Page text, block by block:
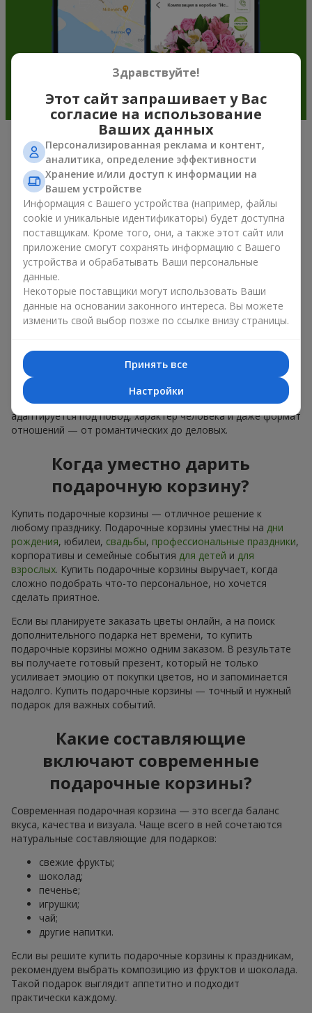
Подарочные корзины —
универсальный подарок к любому
празднику
Если вы ищете универсальный подарок, но времени в
обрез, у нас есть для вас отличное проверенное решение:
вы можете купить подарочные корзины. Подарочная
корзина с изысканными угощениями к празднику, фруктами,
вкусным чаем или даже алкогольными напитками
становится идеальным дополнением к цветам или
самостоятельным презентом. Идеальный набор,
лаконичное оформление и изысканный букет, как
чтобы всё это оказалось в ваших руках.
Купить подарочные корзины — это не просто приобрести
банальную вещь. Сегодня купить подарочные корзины —
это универсальный подарок для всех, который легко
адаптируется под повод, характер человека и даже формат
отношений — от романтических до деловых.
Когда уместно дарить
подарочную корзину?
Купить подарочные корзины — отличное решение к
любому празднику. Подарочные корзины уместны на дни
рождения, юбилеи, свадьбы, профессиональные праздники,
корпоративы и семейные события для детей и для
взрослых. Купить подарочные корзины выручает, когда
сложно подобрать что-то персональное, но хочется
сделать приятное.
Если вы планируете заказать цветы онлайн, а на поиск
дополнительного подарка нет времени, то купить
подарочные корзины можно одним заказом. В результате
вы получаете готовый презент, который не только
усиливает эмоцию от покупки цветов, но и запоминается
надолго. Купить подарочные корзины — точный и нужный
подарок для важных событий.
Какие составляющие
включают современные
подарочные корзины?
Современная подарочная корзина — это всегда баланс
вкуса, качества и визуала. Чаще всего в ней сочетаются
натуральные составляющие для подарков:
свежие фрукты;
шоколад;
печенье;
игрушки;
чай;
другие напитки.
Если вы решите купить подарочные корзины к праздникам,
рекомендуем выбрать композицию из фруктов и шоколада.
Такой подарок выглядит аппетитно и подходит
практически каждому.
Здравствуйте!
Этот сайт запрашивает у Вас
согласие на использование
Ваших данных
Персонализированная реклама и контент,
аналитика, определение эффективности
Хранение и/или доступ к информации на
Вашем устройстве
Информация с Вашего устройства (например, файлы
cookie и уникальные идентификаторы) будет доступна
поставщикам. Кроме того, они, а также этот сайт или
приложение смогут сохранять информацию с Вашего
устройства и обрабатывать Ваши персональные
данные.
Некоторые поставщики могут использовать Ваши
данные на основании законного интереса. Вы можете
изменить свой выбор позже по ссылке внизу страницы.
Принять все
Настройки